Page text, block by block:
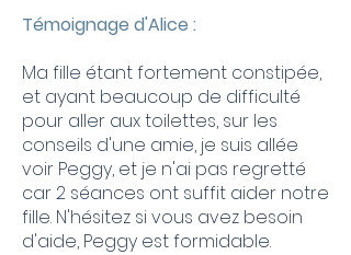
Témoignage d'Alice :
Ma fille étant fortement constipée,
et ayant beaucoup de difficulté
pour aller aux toilettes, sur les
conseils d'une amie, je suis allée
voir Peggy, et je n'ai pas regretté
car 2 séances ont suffit aider notre
fille. N'hésitez si vous avez besoin
d'aide, Peggy est formidable.